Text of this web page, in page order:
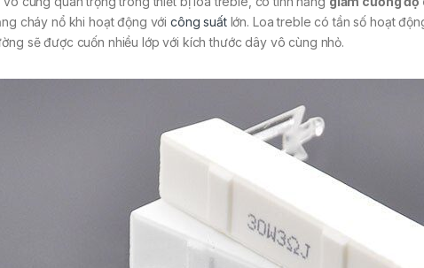
cháy nổ khi hoạt động với công suấtlớn. Loa treble có tần số hoạt
sẽ được cuốn nhiều lớp với kích thước dây vô cùng nhỏ.